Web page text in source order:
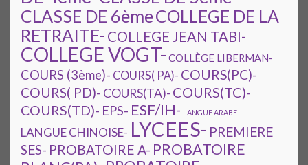
CLASSE DE 6èmeCOLLEGE DE LA
RETRAITE- COLLEGE JEAN TABI-
COLLEGE VOGT- COLLÈGE LIBERMAN-
COURS (3ème)- COURS( PA)- COURS(PC)-
COURS( PD)- COURS(TA)- COURS(TC)-
COURS(TD)- EPS- ESF/IH- LANGUE ARABE-
LANGUE CHINOISE- LYCEES- PREMIERE
SES- PROBATOIRE A- PROBATOIRE